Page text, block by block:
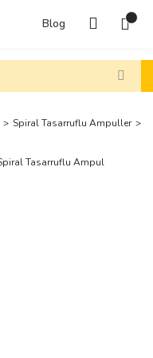
Blog
Spiral Tasarruflu Ampuller